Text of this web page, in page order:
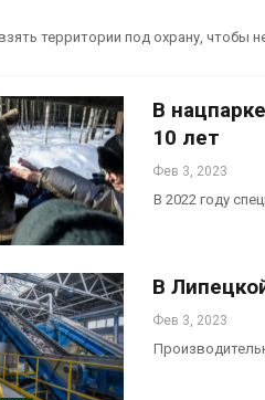
территории под охрану, чтобы
В
10 лет
Фев 3, 2023
В 2022 году
В
Фев 3, 2023